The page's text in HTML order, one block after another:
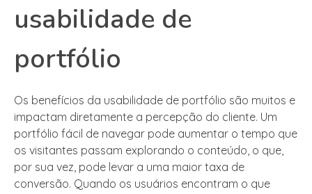
usabilidade de
portfólio
Os benefícios da usabilidade de portfólio são muitos e
impactam diretamente a percepção do cliente. Um
portfólio fácil de navegar pode aumentar o tempo que
os visitantes passam explorando o conteúdo, o que,
por sua vez, pode levar a uma maior taxa de
conversão. Quando os usuários encontram o que